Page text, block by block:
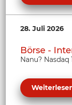
28. Juli 2026
Börse -
Nanu? Nasdaq